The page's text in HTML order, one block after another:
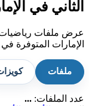
الثاني في
عرض ملفات رياضيات
الإمارات المتوفرة في
ملفات
عدد الملفات: ...